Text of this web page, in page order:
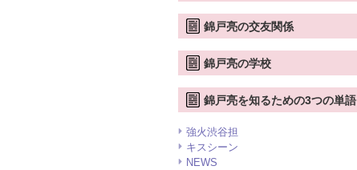
錦戸亮の交友関係
錦戸亮の学校
錦戸亮を知るための3つの単語
強火渋谷担
キスシーン
NEWS